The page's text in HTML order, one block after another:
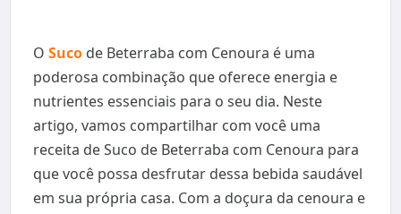
O Sucode Beterraba com Cenoura é uma
poderosa combinação que oferece energia e
nutrientes essenciais para o seu dia. Neste
artigo, vamos compartilhar com você uma
receita de Suco de Beterraba com Cenoura para
que você possa desfrutar dessa bebida saudável
em sua própria casa. Com a doçura da cenoura e